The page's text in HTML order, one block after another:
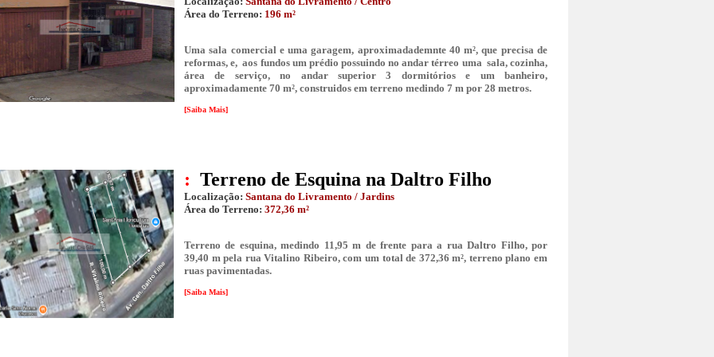
Área do Terreno: 196 m²
Uma sala comercial e uma garagem, aproximadademnte 40 m², que precisa de
reformas, e, aos fundos um prédio possuindo no andar térreo uma sala, cozinha,
área de serviço, no andar superior 3 dormitórios e um banheiro,
aproximadamente 70 m², construidos em terreno medindo 7 m por 28 metros.
[Saiba Mais]
: Terreno de Esquina na Daltro Filho
Localização: Santana do Livramento / Jardins
Área do Terreno: 372,36 m²
Terreno de esquina, medindo 11,95 m de frente para a rua Daltro Filho, por
39,40 m pela rua Vitalino Ribeiro, com um total de 372,36 m², terreno plano em
ruas pavimentadas.
[Saiba Mais]